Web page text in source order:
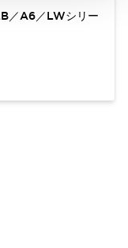
／A6／LWシリー